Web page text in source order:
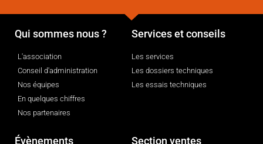
Qui sommes nous ?
L'association
Conseil d'administration
Nos équipes
En quelques chiffres
Nos partenaires
Services et conseils
Les services
Les dossiers techniques
Les essais techniques
Évènements Section ventes